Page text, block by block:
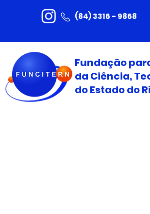
(84) 3316 - 9868
Fundação
da Ciência,
do Estado do